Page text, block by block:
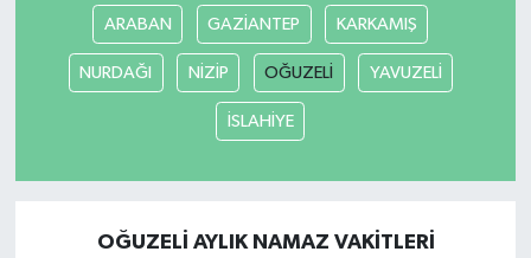
ARABAN GAZİANTEP KARKAMIŞ
NURDAĞI NİZİP OĞUZELİ YAVUZELİ
İSLAHİYE
OĞUZELİ AYLIK NAMAZ VAKITLERI